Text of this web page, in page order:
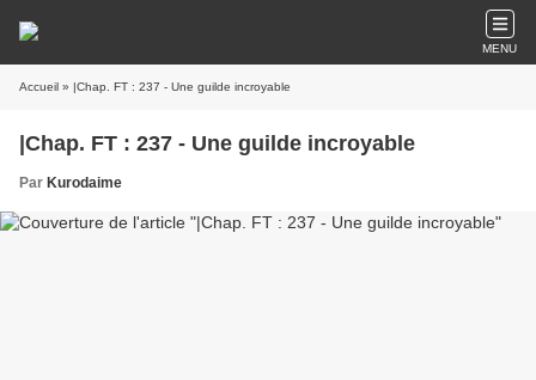
MENU
Accueil » |Chap. FT : 237 - Une guilde incroyable
|Chap. FT : 237 - Une guilde incroyable
Par Kurodaime